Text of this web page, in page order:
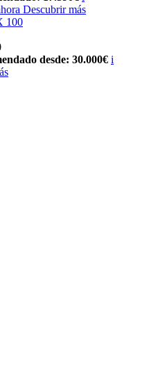
Descubrir más
100
desde: 30.000€ i